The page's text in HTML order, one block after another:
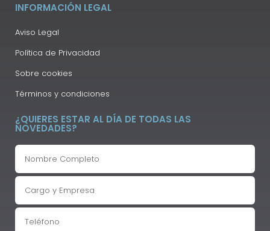
INFORMACIÓN LEGAL
Aviso Legal
Política de Privacidad
Sobre cookies
Términos y condiciones
¿QUIERES ESTAR AL DÍA DE TODAS LAS
NOVEDADES?